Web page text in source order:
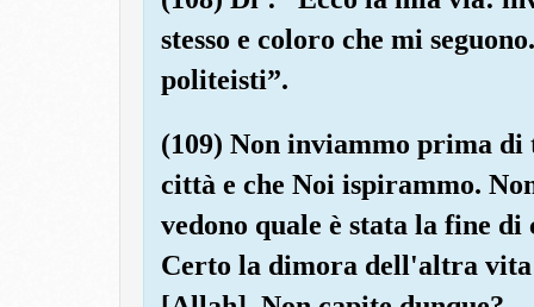
stesso e coloro che mi
politeisti”.
(109) Non inviammo prima
città e che Noi ispirammo.
vedono quale è stata la fine
Certo la dimora dell'altra